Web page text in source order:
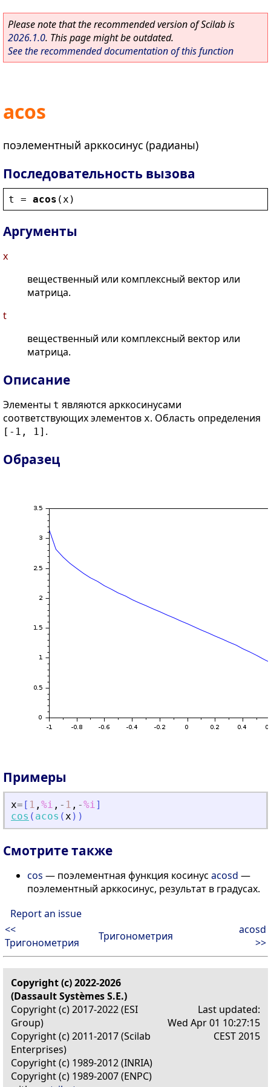
Please note that the recommended version of Scilab is
2026.1.0. This page might be outdated.
See the recommended documentation of this function
acos
поэлементный арккосинус (радианы)
Последовательность вызова
t = acos ( x )
Аргументы
x
вещественный или комплексный вектор или
матрица.
t
вещественный или комплексный вектор или
матрица.
Описание
Элементы t являются арккосинусами
соответствующих элементов x. Область определения
[-1, 1] .
Образец
Примеры
x= [ 1 , %i , - 1 , -%i]
cos ( acos (x ) )
Смотрите также
cos — поэлементная функция косинус acosd —
поэлементный арккосинус, результат в градусах.
Report an issue
<<
Тригонометрия
Тригонометрия
acosd
>>
Copyright (c) 2022-2026
(Dassault Systèmes S.E.)
Copyright (c) 2017-2022 (ESI
Group)
Copyright (c) 2011-2017 (Scilab
Enterprises)
Copyright (c) 1989-2012 (INRIA)
Copyright (c) 1989-2007 (ENPC)
Last updated:
Wed Apr 01 10:27:15
CEST 2015